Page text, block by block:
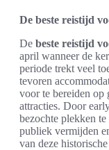
De beste reistijd
De beste reistijd
april wanneer de
periode trekt veel
tevoren
voor te bereiden op
attracties. Door
bezochte plekken
publiek vermijden
van deze historische